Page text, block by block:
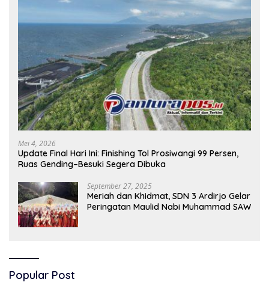
Mei 4, 2026
Update Final Hari Ini: Finishing Tol Prosiwangi 99 Persen,
Ruas Gending–Besuki Segera Dibuka
September 27, 2025
Meriah dan Khidmat, SDN 3 Ardirjo Gelar
Peringatan Maulid Nabi Muhammad SAW
Popular Post